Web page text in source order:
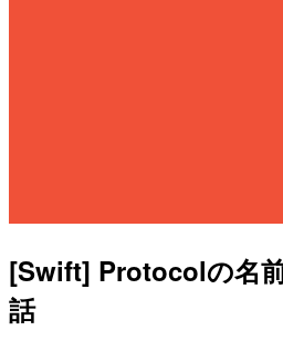
[Swift] Protocolの名
話